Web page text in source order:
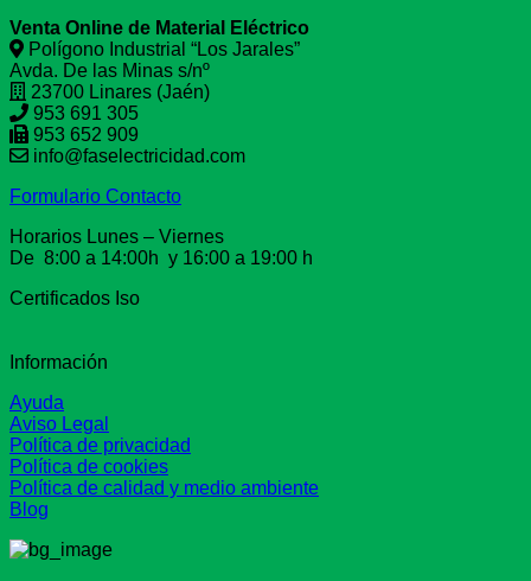
Venta Online de Material Eléctrico
Polígono Industrial “Los Jarales”
Avda. De las Minas s/nº
23700 Linares (Jaén)
953 691 305
953 652 909
info@faselectricidad.com
Formulario Contacto
Horarios Lunes – Viernes
De 8:00 a 14:00h y 16:00 a 19:00 h
Certificados Iso
Información
Ayuda
Aviso Legal
Política de privacidad
Política de cookies
Política de calidad y medio ambiente
Blog